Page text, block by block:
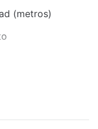
(metros)